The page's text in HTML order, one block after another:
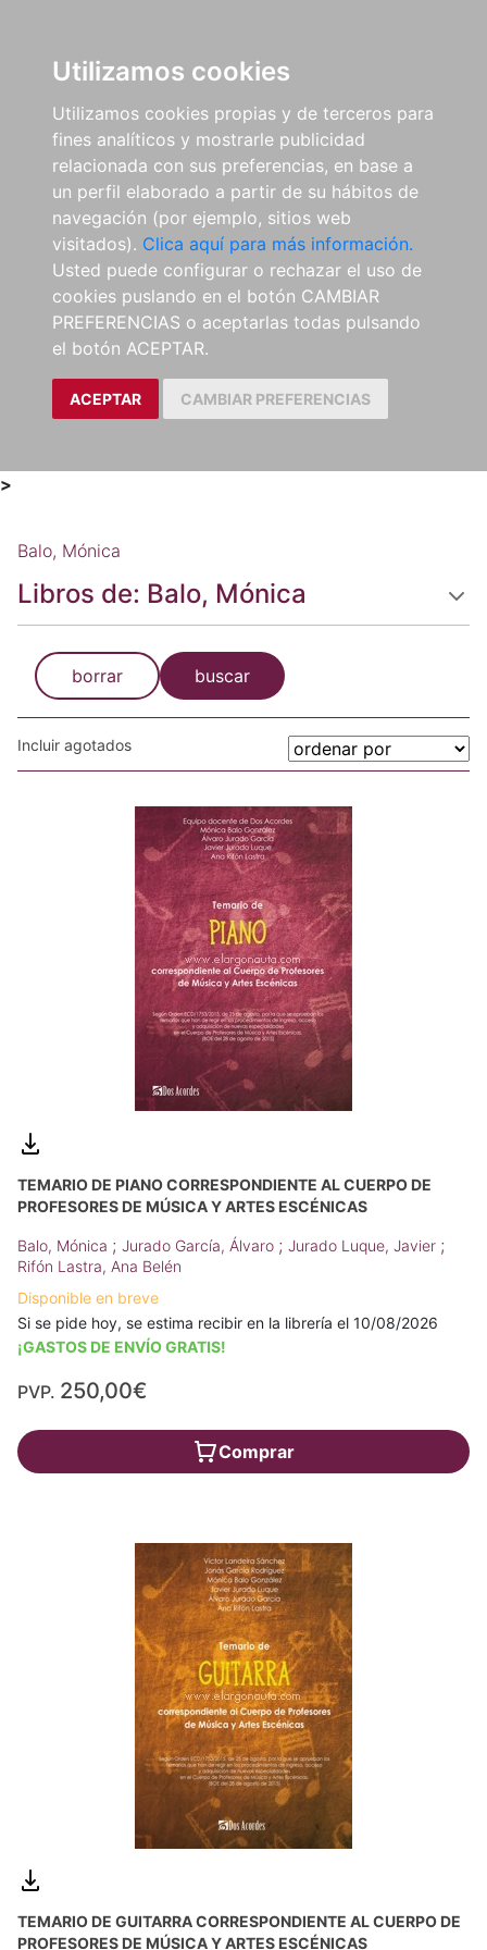
Utilizamos cookies
Utilizamos cookies propias y de terceros para
fines analíticos y mostrarle publicidad
relacionada con sus preferencias, en base a
un perfil elaborado a partir de su hábitos de
navegación (por ejemplo, sitios web
visitados). Clica aquí para más información.
Usted puede configurar o rechazar el uso de
cookies puslando en el botón CAMBIAR
PREFERENCIAS o aceptarlas todas pulsando
el botón ACEPTAR.
ACEPTAR CAMBIAR PREFERENCIAS
>
Balo, Mónica
Libros de: Balo, Mónica
borrar buscar
Incluir agotados
TEMARIO DE PIANO CORRESPONDIENTE AL CUERPO DE
PROFESORES DE MÚSICA Y ARTES ESCÉNICAS
Balo, Mónica ; Jurado García, Álvaro ; Jurado Luque, Javier ;
Rifón Lastra, Ana Belén
Disponible en breve
Si se pide hoy, se estima recibir en la librería el 10/08/2026
¡GASTOS DE ENVÍO GRATIS!
PVP. 250,00€
Comprar
TEMARIO DE GUITARRA CORRESPONDIENTE AL CUERPO DE
PROFESORES DE MÚSICA Y ARTES ESCÉNICAS